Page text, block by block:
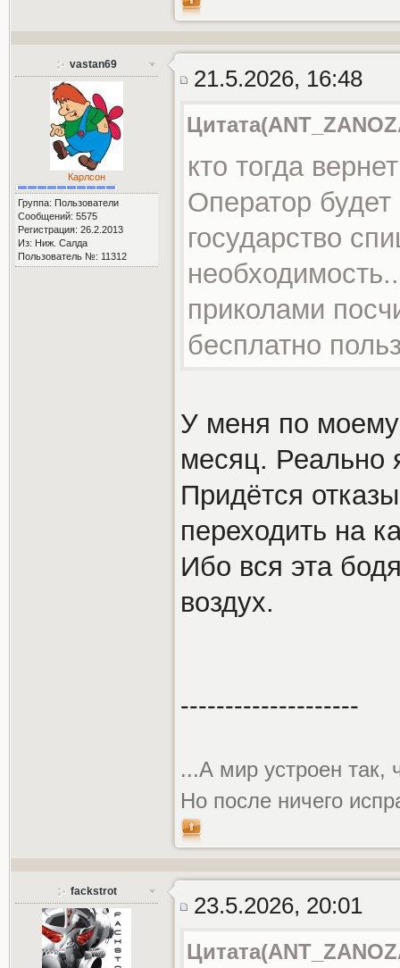
vastan69
Карлсон
Группа: Пользователи
Сообщений: 5575
Регистрация: 26.2.2013
Из: Ниж. Салда
Пользователь №: 11312
21.5.2026, 16:48
кто тогда
Оператор
государство
приколами
бесплатно
У меня по моему
месяц. Реально
Придётся
переходить на
Ибо вся эта
воздух.
--------------------
...А мир устроен так,
Но после ничего
fackstrot
23.5.2026, 20:01